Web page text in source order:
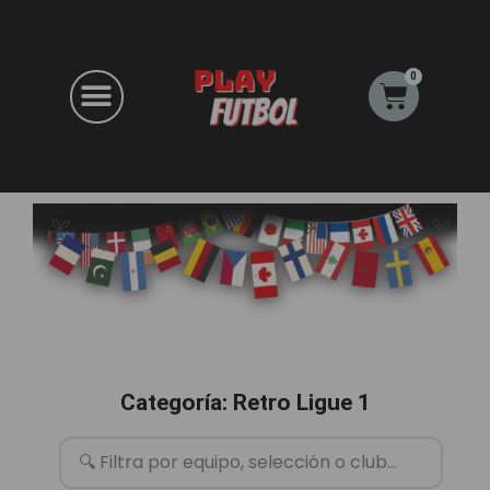
0
Carrito
Categoría: Retro Ligue 1